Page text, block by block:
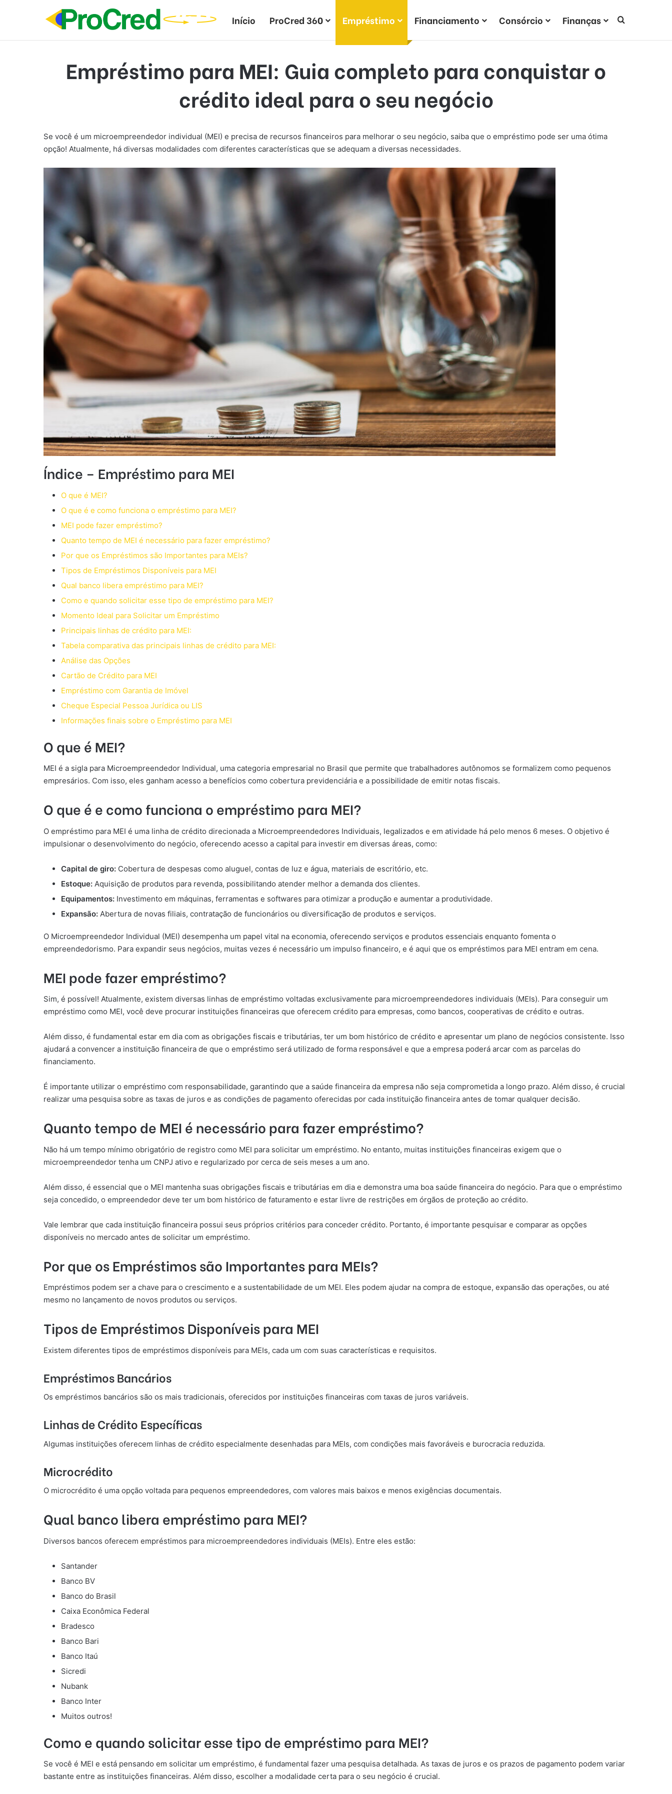
Início ProCred 360 Empréstimo Financiamento Consórcio Finanças Procurar por
Empréstimo para MEI: Guia completo para conquistar o
crédito ideal para o seu negócio
Se você é um microempreendedor individual (MEI) e precisa de recursos financeiros para melhorar o seu negócio, saiba que o empréstimo pode ser uma ótima
opção! Atualmente, há diversas modalidades com diferentes características que se adequam a diversas necessidades.
Índice – Empréstimo para MEI
O que é MEI?
O que é e como funciona o empréstimo para MEI?
MEI pode fazer empréstimo?
Quanto tempo de MEI é necessário para fazer empréstimo?
Por que os Empréstimos são Importantes para MEIs?
Tipos de Empréstimos Disponíveis para MEI
Qual banco libera empréstimo para MEI?
Como e quando solicitar esse tipo de empréstimo para MEI?
Momento Ideal para Solicitar um Empréstimo
Principais linhas de crédito para MEI:
Tabela comparativa das principais linhas de crédito para MEI:
Análise das Opções
Cartão de Crédito para MEI
Empréstimo com Garantia de Imóvel
Cheque Especial Pessoa Jurídica ou LIS
Informações finais sobre o Empréstimo para MEI
O que é MEI?
MEI é a sigla para Microempreendedor Individual, uma categoria empresarial no Brasil que permite que trabalhadores autônomos se formalizem como pequenos
empresários. Com isso, eles ganham acesso a benefícios como cobertura previdenciária e a possibilidade de emitir notas fiscais.
O que é e como funciona o empréstimo para MEI?
O empréstimo para MEI é uma linha de crédito direcionada a Microempreendedores Individuais, legalizados e em atividade há pelo menos 6 meses. O objetivo é
impulsionar o desenvolvimento do negócio, oferecendo acesso a capital para investir em diversas áreas, como:
Capital de giro: Cobertura de despesas como aluguel, contas de luz e água, materiais de escritório, etc.
Estoque: Aquisição de produtos para revenda, possibilitando atender melhor a demanda dos clientes.
Equipamentos: Investimento em máquinas, ferramentas e softwares para otimizar a produção e aumentar a produtividade.
Expansão: Abertura de novas filiais, contratação de funcionários ou diversificação de produtos e serviços.
O Microempreendedor Individual (MEI) desempenha um papel vital na economia, oferecendo serviços e produtos essenciais enquanto fomenta o
empreendedorismo. Para expandir seus negócios, muitas vezes é necessário um impulso financeiro, e é aqui que os empréstimos para MEI entram em cena.
MEI pode fazer empréstimo?
Sim, é possível! Atualmente, existem diversas linhas de empréstimo voltadas exclusivamente para microempreendedores individuais (MEIs). Para conseguir um
empréstimo como MEI, você deve procurar instituições financeiras que oferecem crédito para empresas, como bancos, cooperativas de crédito e outras.
Além disso, é fundamental estar em dia com as obrigações fiscais e tributárias, ter um bom histórico de crédito e apresentar um plano de negócios consistente. Isso
ajudará a convencer a instituição financeira de que o empréstimo será utilizado de forma responsável e que a empresa poderá arcar com as parcelas do
financiamento.
É importante utilizar o empréstimo com responsabilidade, garantindo que a saúde financeira da empresa não seja comprometida a longo prazo. Além disso, é crucial
realizar uma pesquisa sobre as taxas de juros e as condições de pagamento oferecidas por cada instituição financeira antes de tomar qualquer decisão.
Quanto tempo de MEI é necessário para fazer empréstimo?
Não há um tempo mínimo obrigatório de registro como MEI para solicitar um empréstimo. No entanto, muitas instituições financeiras exigem que o
microempreendedor tenha um CNPJ ativo e regularizado por cerca de seis meses a um ano.
Além disso, é essencial que o MEI mantenha suas obrigações fiscais e tributárias em dia e demonstra uma boa saúde financeira do negócio. Para que o empréstimo
seja concedido, o empreendedor deve ter um bom histórico de faturamento e estar livre de restrições em órgãos de proteção ao crédito.
Vale lembrar que cada instituição financeira possui seus próprios critérios para conceder crédito. Portanto, é importante pesquisar e comparar as opções
disponíveis no mercado antes de solicitar um empréstimo.
Por que os Empréstimos são Importantes para MEIs?
Empréstimos podem ser a chave para o crescimento e a sustentabilidade de um MEI. Eles podem ajudar na compra de estoque, expansão das operações, ou até
mesmo no lançamento de novos produtos ou serviços.
Tipos de Empréstimos Disponíveis para MEI
Existem diferentes tipos de empréstimos disponíveis para MEIs, cada um com suas características e requisitos.
Empréstimos Bancários
Os empréstimos bancários são os mais tradicionais, oferecidos por instituições financeiras com taxas de juros variáveis.
Linhas de Crédito Específicas
Algumas instituições oferecem linhas de crédito especialmente desenhadas para MEIs, com condições mais favoráveis e burocracia reduzida.
Microcrédito
O microcrédito é uma opção voltada para pequenos empreendedores, com valores mais baixos e menos exigências documentais.
Qual banco libera empréstimo para MEI?
Diversos bancos oferecem empréstimos para microempreendedores individuais (MEIs). Entre eles estão:
Santander
Banco BV
Banco do Brasil
Caixa Econômica Federal
Bradesco
Banco Bari
Banco Itaú
Sicredi
Nubank
Banco Inter
Muitos outros!
Como e quando solicitar esse tipo de empréstimo para MEI?
Se você é MEI e está pensando em solicitar um empréstimo, é fundamental fazer uma pesquisa detalhada. As taxas de juros e os prazos de pagamento podem variar
bastante entre as instituições financeiras. Além disso, escolher a modalidade certa para o seu negócio é crucial.